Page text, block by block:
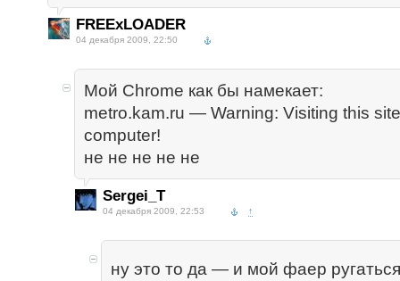
FREExLOADER
04 декабря 2009, 22:50
Мой Chrome как бы намекает:
metro.kam.ru — Warning: Visiting this
computer!
не не не не не
Sergei_T
04 декабря 2009, 22:53 ↑
ну это то да — и мой фаер